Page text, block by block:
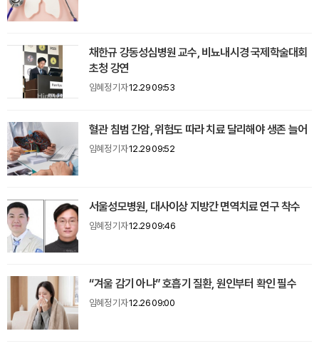
채한규 강동성심병원 교수, 비뇨내시경 국제학술대회
초청 강연
임혜정 기자12.29 09:53
혈관 침범 간암, 위험도 따라 치료 달리해야 생존 늘어
임혜정 기자12.29 09:52
서울성모병원, 대사이상 지방간 면역치료 연구 착수
임혜정 기자12.29 09:46
“겨울 감기 아냐” 호흡기 질환, 원인부터 확인 필수
임혜정 기자12.26 09:00